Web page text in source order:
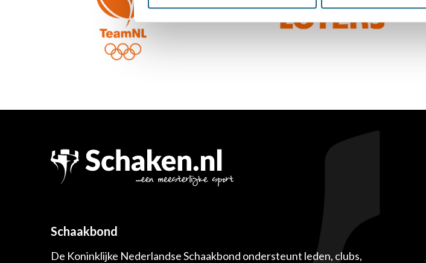
Schaakbond
De Koninklijke Nederlandse Schaakbond ondersteunt leden, clubs,